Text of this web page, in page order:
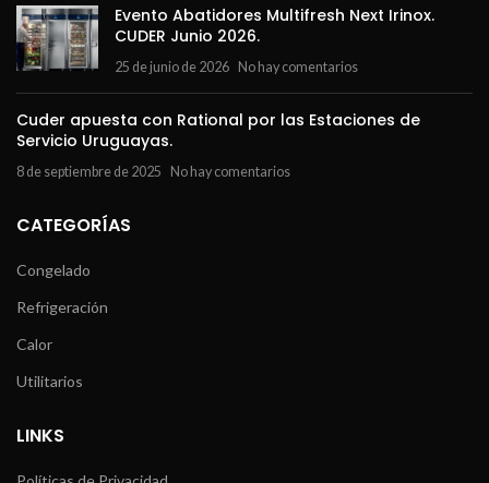
Evento Abatidores Multifresh Next Irinox.
CUDER Junio 2026.
25 de junio de 2026 No hay comentarios
Cuder apuesta con Rational por las Estaciones de
Servicio Uruguayas.
8 de septiembre de 2025 No hay comentarios
CATEGORÍAS
Congelado
Refrigeración
Calor
Utilitarios
LINKS